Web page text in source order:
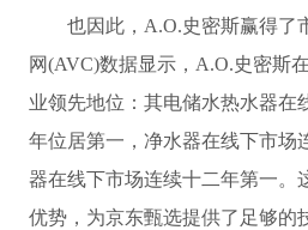
也因此，A.O.史密斯赢得了
网(AVC)数据显示，A.O.史密斯
业领先地位：其电储水热水器在
年位居第一，净水器在线下市场
器在线下市场连续十二年第一。
优势，为京东甄选提供了足够的